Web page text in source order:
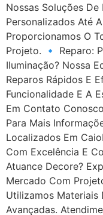
Nossas Soluções
Personalizados Até
Proporcionamos O
Projeto. 🔹 Reparo:
Iluminação? Nossa
Reparos Rápidos E
Funcionalidade E A
Em Contato
Para Mais
Localizados Em
Com Excelência E
Atuance Decore?
Mercado Com
Utilizamos Materiais
Avançadas.